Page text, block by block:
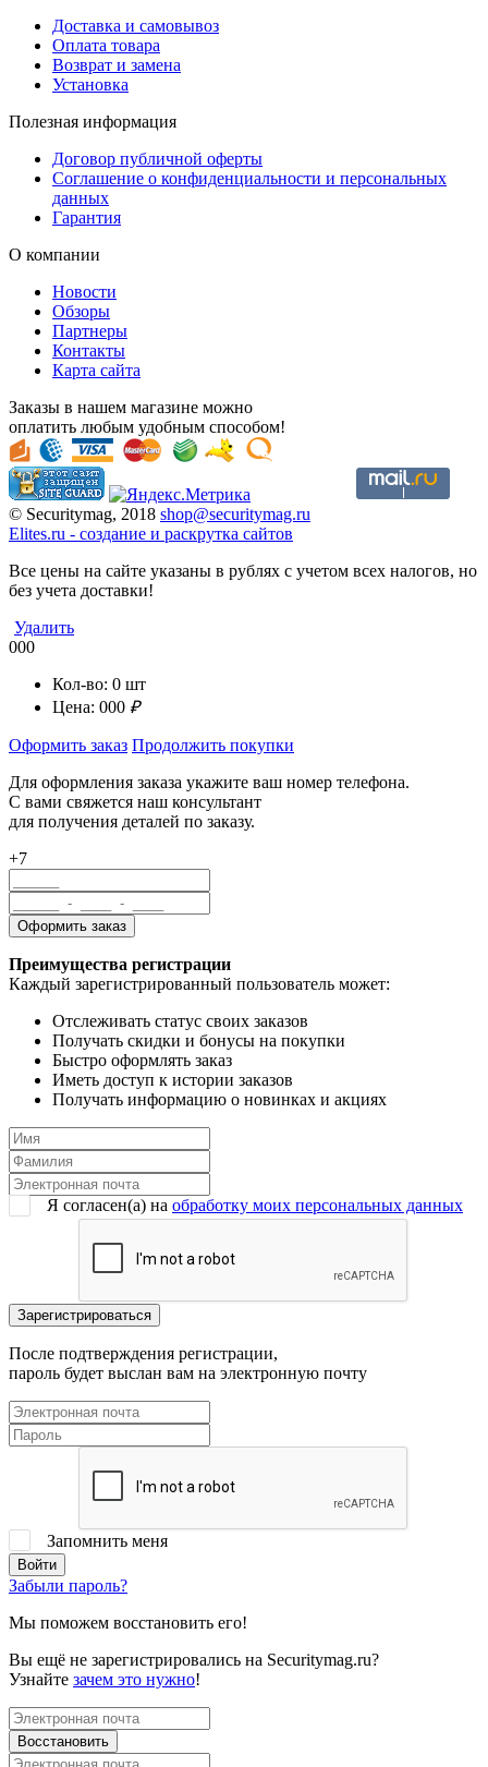
Доставка и самовывоз
Оплата товара
Возврат и замена
Установка
Полезная информация
Договор публичной оферты
Соглашение о конфиденциальности и персональных
данных
Гарантия
О компании
Новости
Обзоры
Партнеры
Контакты
Карта сайта
Заказы в нашем магазине можно
оплатить любым удобным способом!
© Securitymag, 2018 shop@securitymag.ru
Elites.ru - cоздание и раскрутка сайтов
Все цены на сайте указаны в рублях с учетом всех налогов, но
без учета доставки!
Удалить
000
Кол-во: 0 шт
Цена: 000 ₽
Оформить заказ Продолжить покупки
Для оформления заказа укажите ваш номер телефона.
С вами свяжется наш консультант
для получения деталей по заказу.
+7
Преимущества регистрации
Каждый зарегистрированный пользователь может:
Отслеживать статус своих заказов
Получать скидки и бонусы на покупки
Быстро оформлять заказ
Иметь доступ к истории заказов
Получать информацию о новинках и акциях
Я согласен(a) на обработку моих персональных данных
После подтверждения регистрации,
пароль будет выслан вам на электронную почту
Запомнить меня
Забыли пароль?
Мы поможем восстановить его!
Вы ещё не зарегистрировались на Securitymag.ru?
Узнайте зачем это нужно!